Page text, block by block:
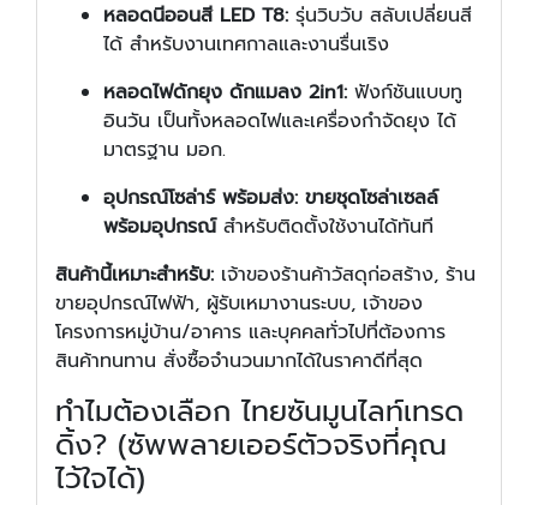
หลอดนีออนสี LED T8: รุ่นวิบวับ สลับเปลี่ยนสี
ได้ สำหรับงานเทศกาลและงานรื่นเริง
หลอดไฟดักยุง ดักแมลง 2in1: ฟังก์ชันแบบทู
อินวัน เป็นทั้งหลอดไฟและเครื่องกำจัดยุง ได้
มาตรฐาน มอก.
อุปกรณ์โซล่าร์ พร้อมส่ง: ขายชุดโซล่าเซลล์
พร้อมอุปกรณ์สำหรับติดตั้งใช้งานได้ทันที
สินค้านี้เหมาะสำหรับ: เจ้าของร้านค้าวัสดุก่อสร้าง, ร้าน
ขายอุปกรณ์ไฟฟ้า, ผู้รับเหมางานระบบ, เจ้าของ
โครงการหมู่บ้าน/อาคาร และบุคคลทั่วไปที่ต้องการ
สินค้าทนทาน สั่งซื้อจำนวนมากได้ในราคาดีที่สุด
ทำไมต้องเลือก ไทยซันมูนไลท์เทรด
ดิ้ง? (ซัพพลายเออร์ตัวจริงที่คุณ
ไว้ใจได้)